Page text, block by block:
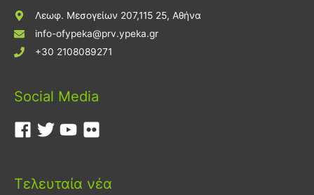
Λεωφ. Μεσογείων 207,115 25, Αθήνα
info-ofypeka@prv.ypeka.gr
+30 2108089271
Social Media
Τελευταία νέα